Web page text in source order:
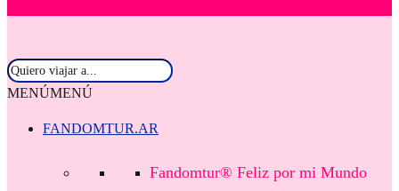
MENÚMENÚ
FANDOMTUR.AR
Fandomtur® Feliz por mi Mundo